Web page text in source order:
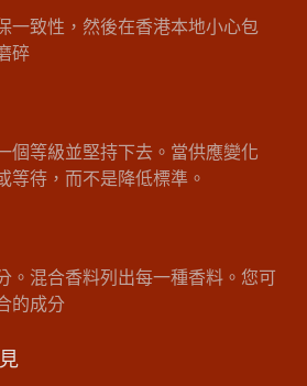
一致性，然後在香港本地小心包
碎
個等級並堅持下去。當供應變化
等待，而不是降低標準。
。混合香料列出每一種香料。您可
的成分